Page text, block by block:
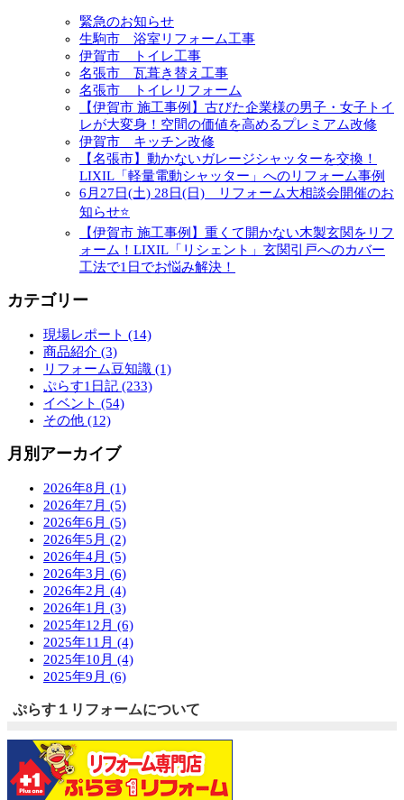
緊急のお知らせ
生駒市 浴室リフォーム工事
伊賀市 トイレ工事
名張市 瓦葺き替え工事
名張市 トイレリフォーム
【伊賀市 施工事例】古びた企業様の男子・女子トイ
レが大変身！空間の価値を高めるプレミアム改修
伊賀市 キッチン改修
【名張市】動かないガレージシャッターを交換！
LIXIL「軽量電動シャッター」へのリフォーム事例
6月27日(土) 28日(日) リフォーム大相談会開催のお
知らせ⭐
【伊賀市 施工事例】重くて開かない木製玄関をリフ
ォーム！LIXIL「リシェント」玄関引戸へのカバー
工法で1日でお悩み解決！
カテゴリー
現場レポート (14)
商品紹介 (3)
リフォーム豆知識 (1)
ぷらす1日記 (233)
イベント (54)
その他 (12)
月別アーカイブ
2026年8月 (1)
2026年7月 (5)
2026年6月 (5)
2026年5月 (2)
2026年4月 (5)
2026年3月 (6)
2026年2月 (4)
2026年1月 (3)
2025年12月 (6)
2025年11月 (4)
2025年10月 (4)
2025年9月 (6)
ぷらす１リフォームについて